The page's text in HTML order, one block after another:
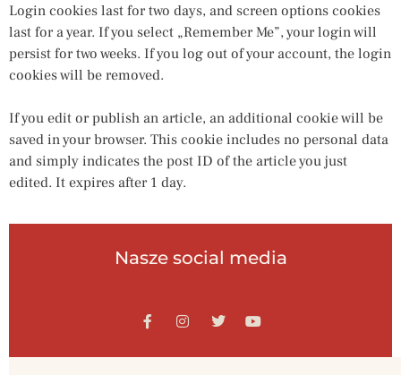
Login cookies last for two days, and screen options cookies
last for a year. If you select „Remember Me”, your login will
persist for two weeks. If you log out of your account, the login
cookies will be removed.
If you edit or publish an article, an additional cookie will be
saved in your browser. This cookie includes no personal data
and simply indicates the post ID of the article you just
edited. It expires after 1 day.
Nasze social media